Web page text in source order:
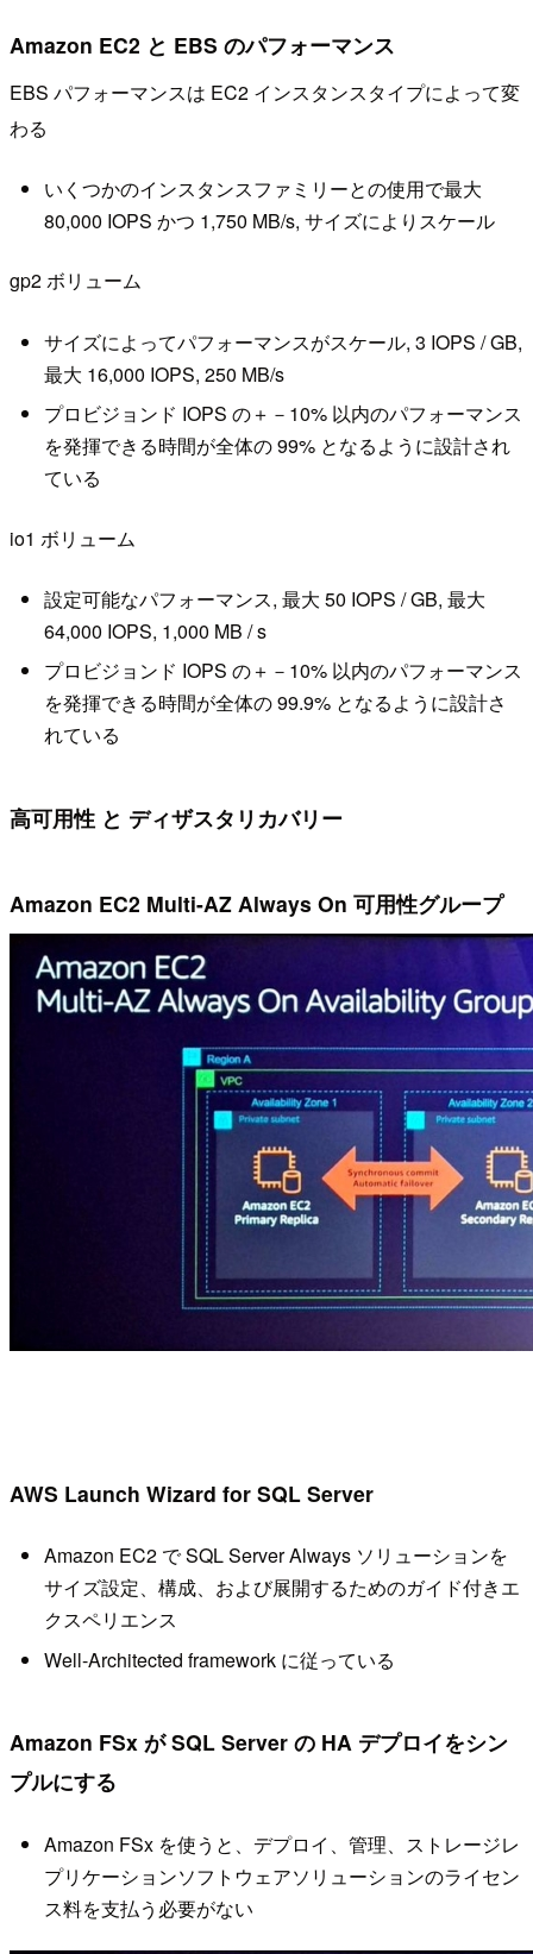
Amazon EC2 と EBS のパフォーマンス
EBS パフォーマンスは EC2 インスタンスタイプによって変
わる
いくつかのインスタンスファミリーとの使用で最大
80,000 IOPS かつ 1,750 MB/s, サイズによりスケール
gp2 ボリューム
サイズによってパフォーマンスがスケール, 3 IOPS / GB,
最大 16,000 IOPS, 250 MB/s
プロビジョンド IOPS の＋－10% 以内のパフォーマンス
を発揮できる時間が全体の 99% となるように設計され
ている
io1 ボリューム
設定可能なパフォーマンス, 最大 50 IOPS / GB, 最大
64,000 IOPS, 1,000 MB / s
プロビジョンド IOPS の＋－10% 以内のパフォーマンス
を発揮できる時間が全体の 99.9% となるように設計さ
れている
高可用性 と ディザスタリカバリー
Amazon EC2 Multi-AZ Always On 可用性グループ
AWS Launch Wizard for SQL Server
Amazon EC2 で SQL Server Always ソリューションを
サイズ設定、構成、および展開するためのガイド付きエ
クスペリエンス
Well-Architected framework に従っている
Amazon FSx が SQL Server の HA デプロイをシン
プルにする
Amazon FSx を使うと、デプロイ、管理、ストレージレ
プリケーションソフトウェアソリューションのライセン
ス料を支払う必要がない